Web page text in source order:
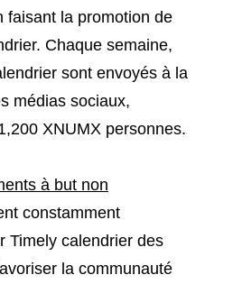
faisant la promotion de
Chaque semaine,
sont envoyés à la
médias sociaux,
XNUMX personnes.
à but non
constamment
Timely calendrier des
la communauté